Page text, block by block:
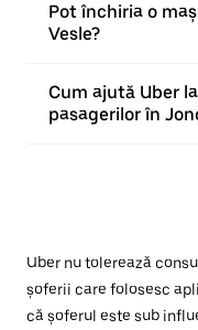
Pot închiria o
Vesle?
Cum ajută Uber
pasagerilor în
Uber nu tolerează
șoferii care folosesc
că șoferul este sub